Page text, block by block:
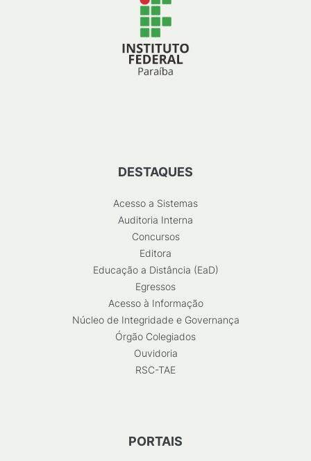
DESTAQUES
Acesso a Sistemas
Auditoria Interna
Concursos
Editora
Educação a Distância (EaD)
Egressos
Acesso à Informação
Núcleo de Integridade e Governança
Órgão Colegiados
Ouvidoria
RSC-TAE
PORTAIS